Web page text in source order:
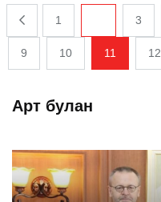
1 3
9 10 11 12
Арт булан